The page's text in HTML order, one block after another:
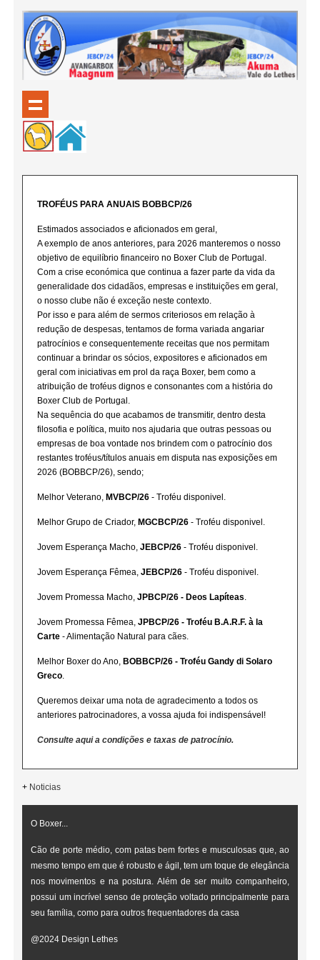
TROFÉUS PARA ANUAIS BOBBCP/26
Estimados associados e aficionados em geral,
A exemplo de anos anteriores, para 2026 manteremos o nosso
objetivo de equilíbrio financeiro no Boxer Club de Portugal.
Com a crise económica que continua a fazer parte da vida da
generalidade dos cidadãos, empresas e instituições em geral,
o nosso clube não é exceção neste contexto.
Por isso e para além de sermos criteriosos em relação à
redução de despesas, tentamos de forma variada angariar
patrocínios e consequentemente receitas que nos permitam
continuar a brindar os sócios, expositores e aficionados em
geral com iniciativas em prol da raça Boxer, bem como a
atribuição de troféus dignos e consonantes com a história do
Boxer Club de Portugal.
Na sequência do que acabamos de transmitir, dentro desta
filosofia e política, muito nos ajudaria que outras pessoas ou
empresas de boa vontade nos brindem com o patrocínio dos
restantes troféus/títulos anuais em disputa nas exposições em
2026 (BOBBCP/26), sendo;
Melhor Veterano, MVBCP/26- Troféu disponivel.
Melhor Grupo de Criador, MGCBCP/26- Troféu disponivel.
Jovem Esperança Macho, JEBCP/26- Troféu disponivel.
Jovem Esperança Fêmea, JEBCP/26- Troféu disponivel.
Jovem Promessa Macho, JPBCP/26 - Deos Lapíteas
Jovem Promessa Fêmea, JPBCP/26 - Troféu B.A.R.F. à la
Carte- Alimentação Natural para cães.
Melhor Boxer do Ano, BOBBCP/26 - Troféu Gandy di Solaro
Greco.
Queremos deixar uma nota de agradecimento a todos os
anteriores patrocinadores, a vossa ajuda foi indispensável!
Consulte aqui a condições e taxas de patrocínio.
+ Noticias
O Boxer...
Cão de porte médio, com patas bem fortes e musculosas que, ao
mesmo tempo em que é robusto e ágil, tem um toque de elegância
nos movimentos e na postura. Além de ser muito companheiro,
possui um incrível senso de proteção voltado principalmente para
seu família, como para outros frequentadores da casa
@2024 Design Lethes